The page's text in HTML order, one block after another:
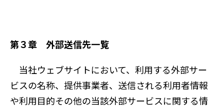
第３章 外部送信先一覧
当社ウェブサイトにおいて、利用する外部サー
ビスの名称、提供事業者、送信される利用者情報
や利用目的その他の当該外部サービスに関する情